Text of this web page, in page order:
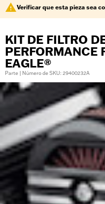
Verificar que esta pieza sea
KIT DE FILTRO
PERFORMANCE
EAGLE®
Parte | Número de SKU: 29400232A